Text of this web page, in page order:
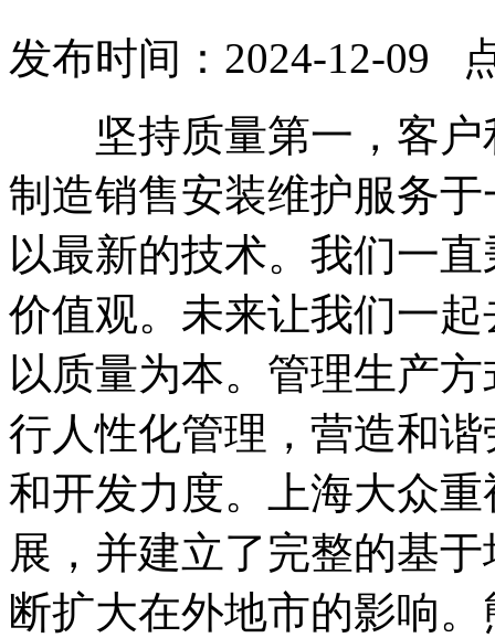
发布时间：2024-12-09
坚持质量第一，客户
制造销售安装维护服务
以最新的技术。我们一
价值观。未来让我们一
以质量为本。管理生产
行人性化管理，营造和
和开发力度。上海大众
展，并建立了完整的基
断扩大在外地市的影响